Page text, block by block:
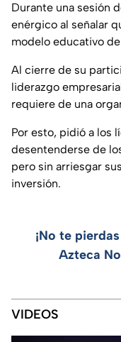
Durante una sesión
enérgico al señalar
modelo educativo
Al cierre de su
liderazgo
requiere de una
Por esto, pidió a los
desentenderse de
pero sin arriesgar
inversión.
¡No te
Azteca
VIDEOS